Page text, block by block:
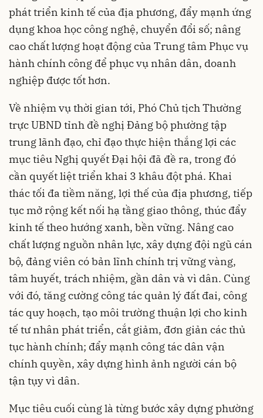
phát triển kinh tế của địa phương, đẩy mạnh ứng
dụng khoa học công nghệ, chuyển đổi số; nâng
cao chất lượng hoạt động của Trung tâm Phục vụ
hành chính công để phục vụ nhân dân, doanh
nghiệp được tốt hơn.
Về nhiệm vụ thời gian tới, Phó Chủ tịch Thường
trực UBND tỉnh đề nghị Đảng bộ phường tập
trung lãnh đạo, chỉ đạo thực hiện thắng lợi các
mục tiêu Nghị quyết Đại hội đã đề ra, trong đó
cần quyết liệt triển khai 3 khâu đột phá. Khai
thác tối đa tiềm năng, lợi thế của địa phương, tiếp
tục mở rộng kết nối hạ tầng giao thông, thúc đẩy
kinh tế theo hướng xanh, bền vững. Nâng cao
chất lượng nguồn nhân lực, xây dựng đội ngũ cán
bộ, đảng viên có bản lĩnh chính trị vững vàng,
tâm huyết, trách nhiệm, gần dân và vì dân. Cùng
với đó, tăng cường công tác quản lý đất đai, công
tác quy hoạch, tạo môi trường thuận lợi cho kinh
tế tư nhân phát triển, cắt giảm, đơn giản các thủ
tục hành chính; đẩy mạnh công tác dân vận
chính quyền, xây dựng hình ảnh người cán bộ
tận tụy vì dân.
Mục tiêu cuối cùng là từng bước xây dựng phường